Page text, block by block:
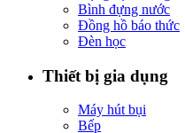
Bình đựng nước
Đồng hồ báo thức
Đèn học
Thiết bị gia dụng
Máy hút bụi
Bếp